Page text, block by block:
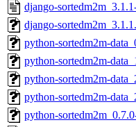
django-
django-
python-sortedm2m-
python-sortedm2m-
python-sortedm2m-
python-sortedm2m-
python-